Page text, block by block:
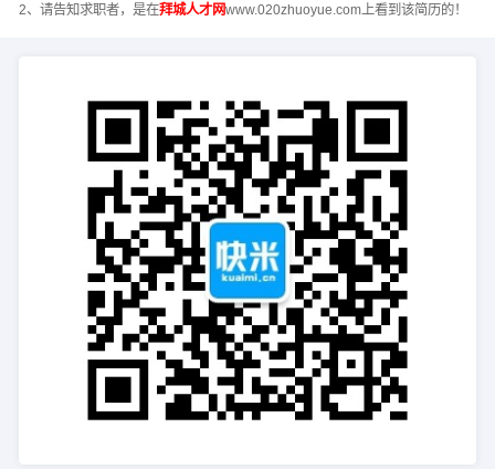
2、请告知求职者，是在拜城人才网www.020zhuoyue.com上看到该简历的！